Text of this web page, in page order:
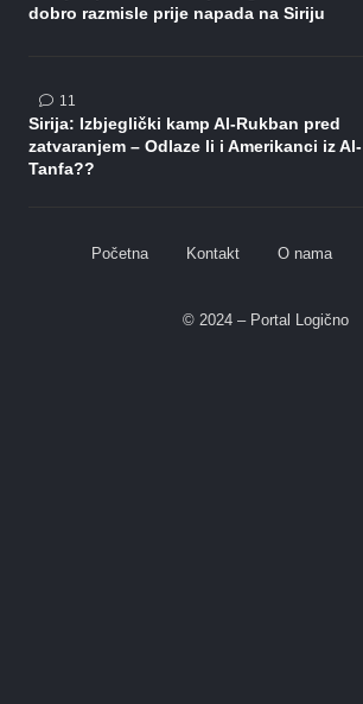
dobro razmisle prije napada na Siriju
11
Sirija: Izbjeglički kamp Al-Rukban pred
zatvaranjem – Odlaze li i Amerikanci iz Al-
Tanfa??
Početna Kontakt O nama
© 2024 – Portal Logično